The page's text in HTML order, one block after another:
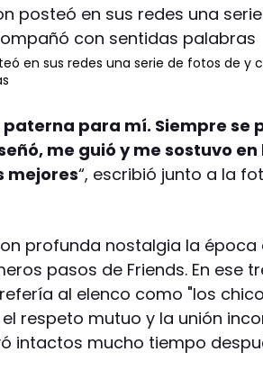
en sus redes una serie de fotos de y
para mí. Siempre se
me guió y me sostuvo
mejores“, escribió junto a la
profunda nostalgia la época
pasos de Friends. En ese
al elenco como "los
respeto mutuo y la unión
intactos mucho tiempo